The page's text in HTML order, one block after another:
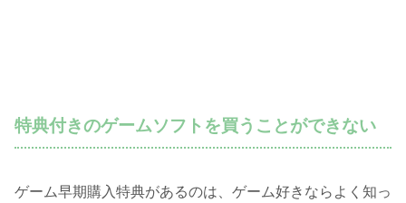
特典付きのゲームソフトを買うことができない
ゲーム早期購入特典があるのは、ゲーム好きならよく知っ